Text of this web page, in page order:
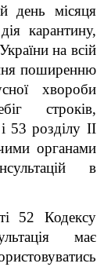
день місяця
карантину,
на всій
поширенню
хвороби
строків,
53 розділу II
органами
в
52 Кодексу
має